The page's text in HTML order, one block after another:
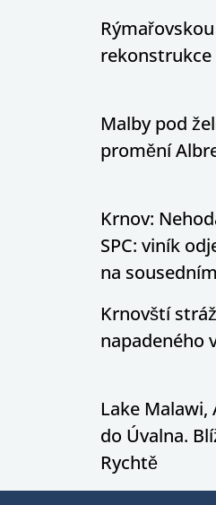
rekonstrukce
Malby pod
promění
Krnov:
SPC: viník
na
Krnovští
napadeného
Lake Malawi,
do Úvalna.
Rychtě